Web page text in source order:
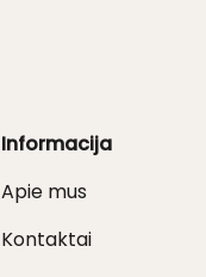
Informacija
Apie mus
Kontaktai